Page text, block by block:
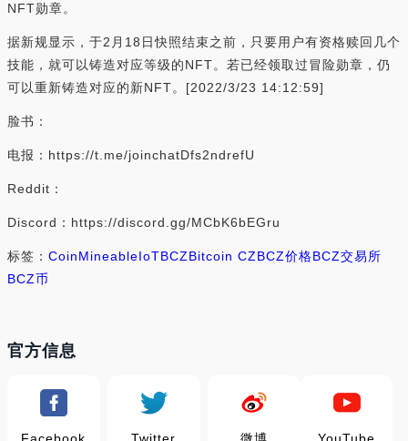
NFT勋章。
据新规显示，于2月18日快照结束之前，只要用户有资格赎回几个
技能，就可以铸造对应等级的NFT。若已经领取过冒险勋章，仍
可以重新铸造对应的新NFT。[2022/3/23 14:12:59]
脸书：
电报：https://t.me/joinchatDfs2ndrefU
Reddit：
Discord：https://discord.gg/MCbK6bEGru
标签： CoinMineableIoTBCZBitcoin CZBCZ价格BCZ交易所
BCZ币
官方信息